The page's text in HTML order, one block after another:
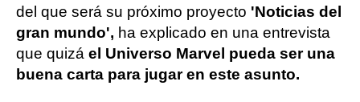
del que será su próximo proyecto 'Noticias del
gran mundo', ha explicado en una entrevista
que quizá el Universo Marvel pueda ser una
buena carta para jugar en este asunto.